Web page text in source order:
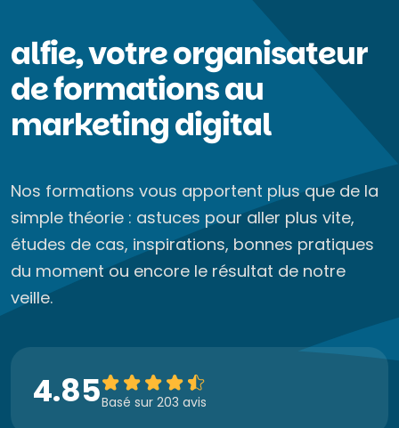
alfie, votre organisateur
de formations au
marketing digital
Nos formations vous apportent plus que de la
simple théorie : astuces pour aller plus vite,
études de cas, inspirations, bonnes pratiques
du moment ou encore le résultat de notre
veille.
4.85Basé sur 203 avis